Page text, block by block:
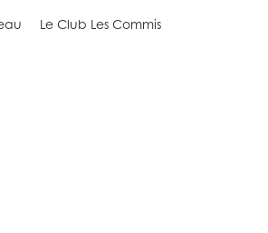
Le Club Les Commis